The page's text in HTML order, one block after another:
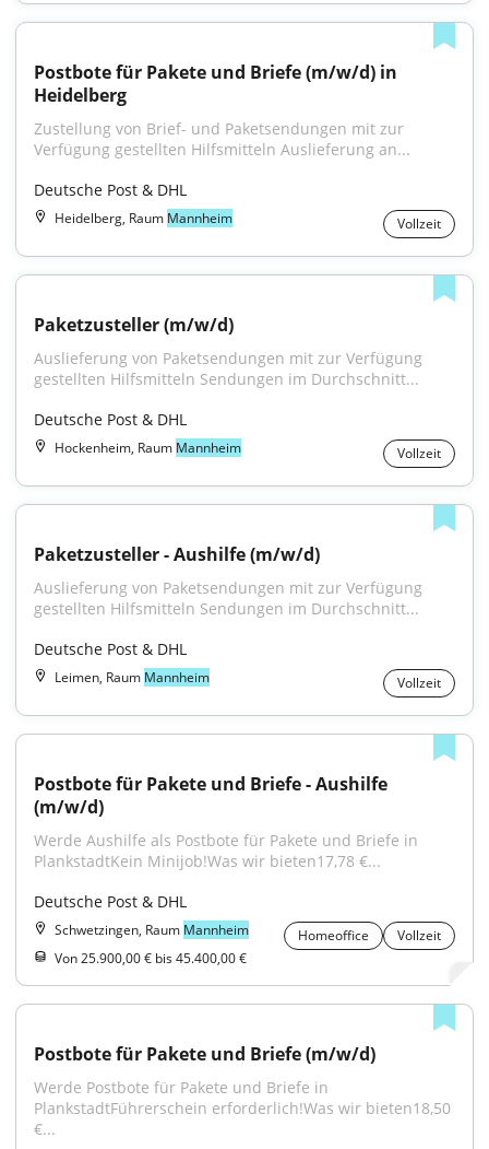
Postbote für Pakete und Briefe (m/w/d) in
Heidelberg
Zustellung von Brief- und Paketsendungen mit zur
Verfügung gestellten Hilfsmitteln Auslieferung an...
Deutsche Post & DHL
Heidelberg, Raum Mannheim Vollzeit
Paketzusteller (m/w/d)
Auslieferung von Paketsendungen mit zur Verfügung
gestellten Hilfsmitteln Sendungen im Durchschnitt...
Deutsche Post & DHL
Hockenheim, Raum Mannheim Vollzeit
Paketzusteller - Aushilfe (m/w/d)
Auslieferung von Paketsendungen mit zur Verfügung
gestellten Hilfsmitteln Sendungen im Durchschnitt...
Deutsche Post & DHL
Leimen, Raum Mannheim Vollzeit
Postbote für Pakete und Briefe - Aushilfe
(m/w/d)
Werde Aushilfe als Postbote für Pakete und Briefe in
PlankstadtKein Minijob!Was wir bieten17,78 €...
Deutsche Post & DHL
Schwetzingen, Raum Mannheim Homeoffice
Vollzeit
Von 25.900,00 € bis 45.400,00 €
Postbote für Pakete und Briefe (m/w/d)
Werde Postbote für Pakete und Briefe in
PlankstadtFührerschein erforderlich!Was wir bieten18,50
€...